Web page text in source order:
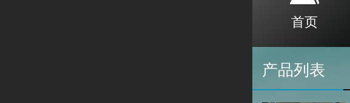
首页
产品列表